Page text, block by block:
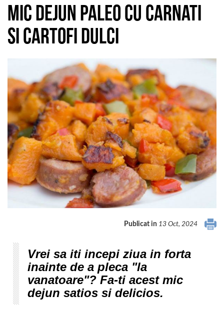
Mic dejun paleo cu carnati
si cartofi dulci
Publicat in 13 Oct, 2024
Vrei sa iti incepi ziua in forta
inainte de a pleca "la
vanatoare"? Fa-ti acest mic
dejun satios si delicios.